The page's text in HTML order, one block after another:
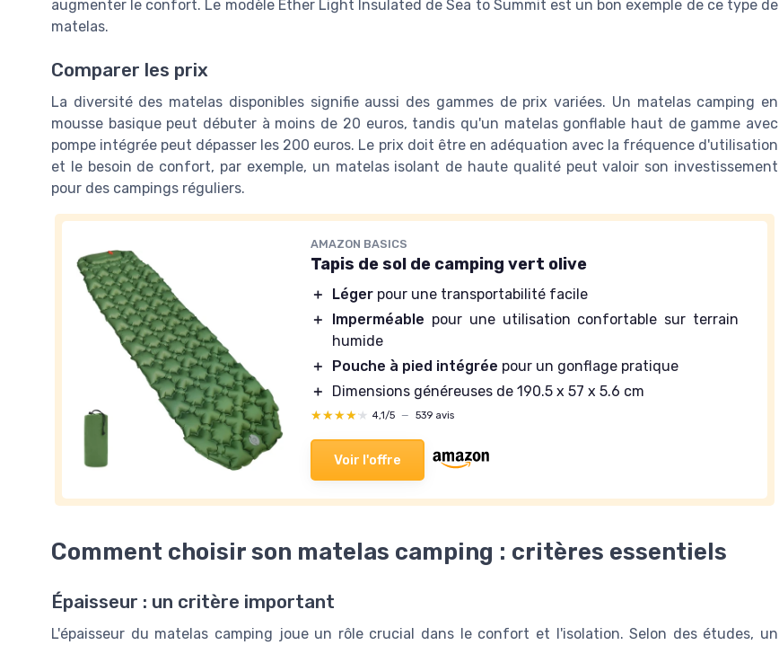
augmenter le confort. Le modèle Ether Light Insulated de Sea to Summit est un bon exemple de ce type de
matelas.
Comparer les prix
La diversité des matelas disponibles signifie aussi des gammes de prix variées. Un matelas camping en
mousse basique peut débuter à moins de 20 euros, tandis qu'un matelas gonflable haut de gamme avec
pompe intégrée peut dépasser les 200 euros. Le prix doit être en adéquation avec la fréquence d'utilisation
et le besoin de confort, par exemple, un matelas isolant de haute qualité peut valoir son investissement
pour des campings réguliers.
AMAZON BASICS
Tapis de sol de camping vert olive
＋ Léger pour une transportabilité facile
＋
Imperméable pour une utilisation confortable sur terrain
humide
＋
Pouche à pied intégrée pour un gonflage pratique
＋
Dimensions généreuses de 190.5 x 57 x 5.6 cm
★★★★★
★★★★★ 4,1/5 — 539 avis
Voir l'offre
Comment choisir son matelas camping : critères essentiels
Épaisseur : un critère important
L'épaisseur du matelas camping joue un rôle crucial dans le confort et l'isolation. Selon des études, un